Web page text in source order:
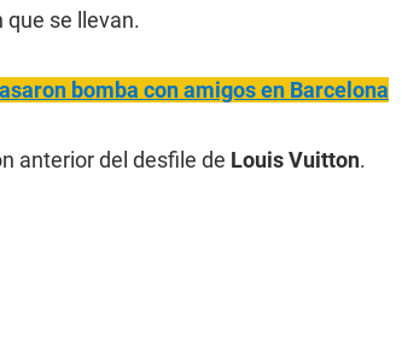
que se llevan.
bomba con amigos en Barcelona
anterior del desfile de Louis Vuitton.